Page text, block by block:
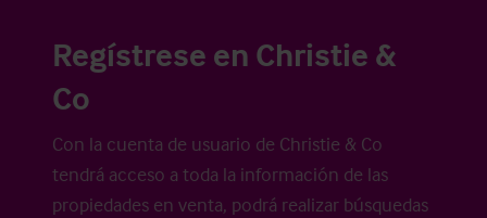
Regístrese en Christie &
Co
Con la cuenta de usuario de Christie & Co
tendrá acceso a toda la información de las
propiedades en venta, podrá realizar búsquedas